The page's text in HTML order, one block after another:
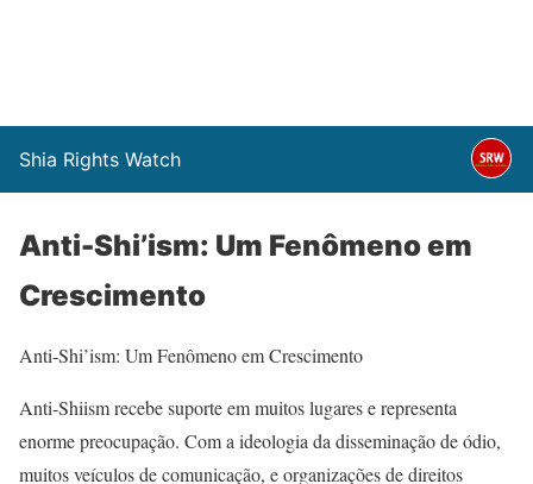
Shia Rights Watch
Anti-Shi’ism: Um Fenômeno em
Crescimento
Anti-Shi’ism: Um Fenômeno em Crescimento
Anti-Shiism recebe suporte em muitos lugares e representa
enorme preocupação. Com a ideologia da disseminação de ódio,
muitos veículos de comunicação, e organizações de direitos